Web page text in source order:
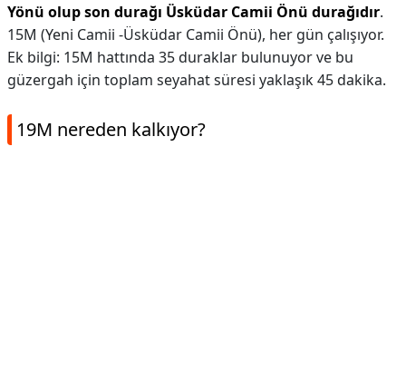
Yönü olup son durağı Üsküdar Camii Önü durağıdır.
15M (Yeni Camii -Üsküdar Camii Önü), her gün çalışıyor.
Ek bilgi: 15M hattında 35 duraklar bulunuyor ve bu
güzergah için toplam seyahat süresi yaklaşık 45 dakika.
19M nereden kalkıyor?